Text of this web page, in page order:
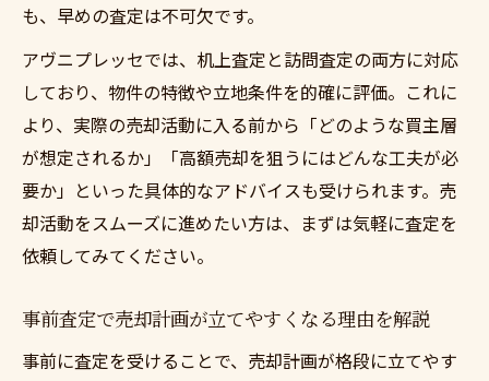
も、早めの査定は不可欠です。
アヴニプレッセでは、机上査定と訪問査定の両方に対応
しており、物件の特徴や立地条件を的確に評価。これに
より、実際の売却活動に入る前から「どのような買主層
が想定されるか」「高額売却を狙うにはどんな工夫が必
要か」といった具体的なアドバイスも受けられます。売
却活動をスムーズに進めたい方は、まずは気軽に査定を
依頼してみてください。
事前査定で売却計画が立てやすくなる理由を解説
事前に査定を受けることで、売却計画が格段に立てやす